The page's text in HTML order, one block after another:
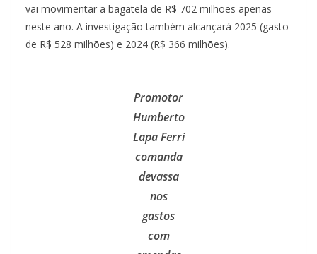
vai movimentar a bagatela de R$ 702 milhões apenas
neste ano. A investigação também alcançará 2025 (gasto
de R$ 528 milhões) e 2024 (R$ 366 milhões).
Promotor
Humberto
Lapa Ferri
comanda
devassa
nos
gastos
com